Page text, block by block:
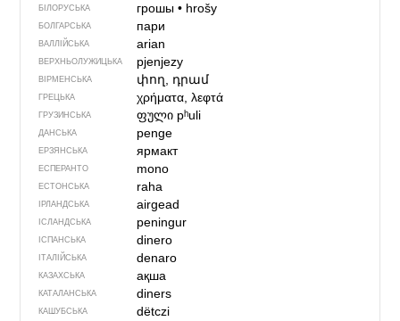
БІЛОРУСЬКА грошы• hrošy
БОЛГАРСЬКА пари
ВАЛЛІЙСЬКА arian
ВЕРХНЬОЛУЖИЦЬКА pjenjezy
ВІРМЕНСЬКА փող, դրամ
ГРЕЦЬКА χρήματα, λεφτά
ГРУЗИНСЬКА ფული pʰuli
ДАНСЬКА penge
ЕРЗЯНСЬКА ярмакт
ЕСПЕРАНТО mono
ЕСТОНСЬКА raha
ІРЛАНДСЬКА airgead
ІСЛАНДСЬКА peningur
ІСПАНСЬКА dinero
ІТАЛІЙСЬКА denaro
КАЗАХСЬКА ақша
КАТАЛАНСЬКА diners
КАШУБСЬКА dëtczi